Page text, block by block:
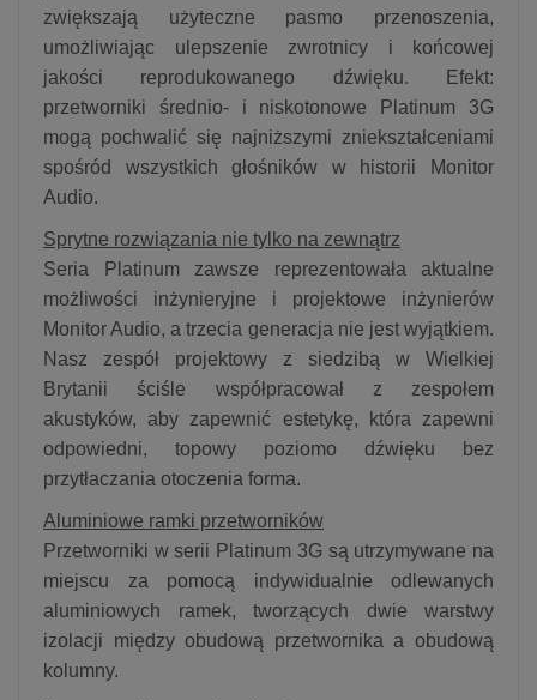
zwiększają użyteczne pasmo przenoszenia,
umożliwiając ulepszenie zwrotnicy i końcowej
jakości reprodukowanego dźwięku. Efekt:
przetworniki średnio- i niskotonowe Platinum 3G
mogą pochwalić się najniższymi zniekształceniami
spośród wszystkich głośników w historii Monitor
Audio.
Sprytne rozwiązania nie tylko na zewnątrz
Seria Platinum zawsze reprezentowała aktualne
możliwości inżynieryjne i projektowe inżynierów
Monitor Audio, a trzecia generacja nie jest wyjątkiem.
Nasz zespół projektowy z siedzibą w Wielkiej
Brytanii ściśle współpracował z zespołem
akustyków, aby zapewnić estetykę, która zapewni
odpowiedni, topowy poziomo dźwięku bez
przytłaczania otoczenia forma.
Aluminiowe ramki przetworników
Przetworniki w serii Platinum 3G są utrzymywane na
miejscu za pomocą indywidualnie odlewanych
aluminiowych ramek, tworzących dwie warstwy
izolacji między obudową przetwornika a obudową
kolumny.